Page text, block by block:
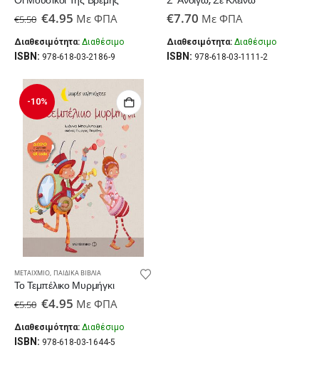
€5.50 Original
was:
€5.50.
€4.95Η
τιμή
είναι:
€4.95.
Με ΦΠΑ
Διαθεσιμότητα: Διαθέσιμο
ISBN: 978-618-03-2186-9
€7.70 Με ΦΠΑ
Διαθεσιμότητα: Διαθέσιμο
ISBN: 978-618-03-1111-2
-10%
ΜΕΤΑΊΧΜΙΟ, ΠΑΙΔΙΚΆ ΒΙΒΛΊΑ
Το Τεμπέλικο Μυρμήγκι
€5.50 Original
was:
€5.50.
€4.95Η
τιμή
είναι:
€4.95.
Με ΦΠΑ
Διαθεσιμότητα: Διαθέσιμο
ISBN: 978-618-03-1644-5